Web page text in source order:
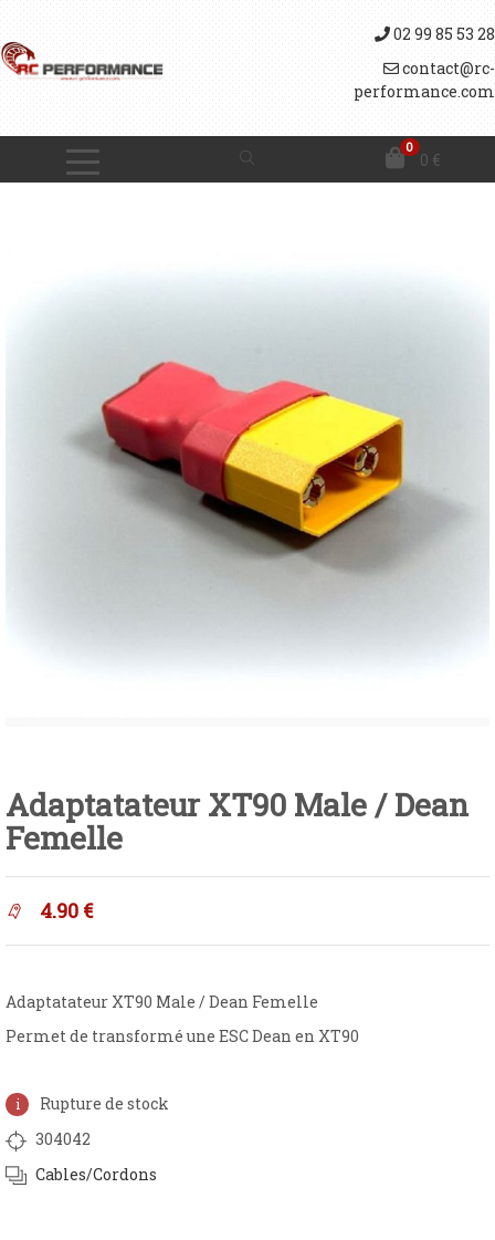
02 99 85 53 28
contact@rc-
performance.com
0
0 €
Adaptatateur XT90 Male / Dean
Femelle
4.90 €
Adaptatateur XT90 Male / Dean Femelle
Permet de transformé une ESC Dean en XT90
Rupture de stock
304042
Cables/Cordons